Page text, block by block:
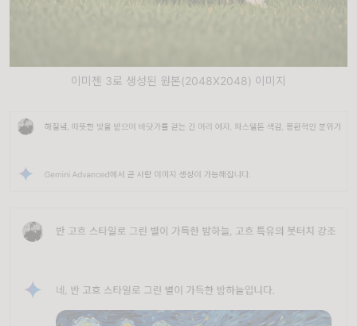
이미젠 3로 생성된 원본(2048X2048) 이미지